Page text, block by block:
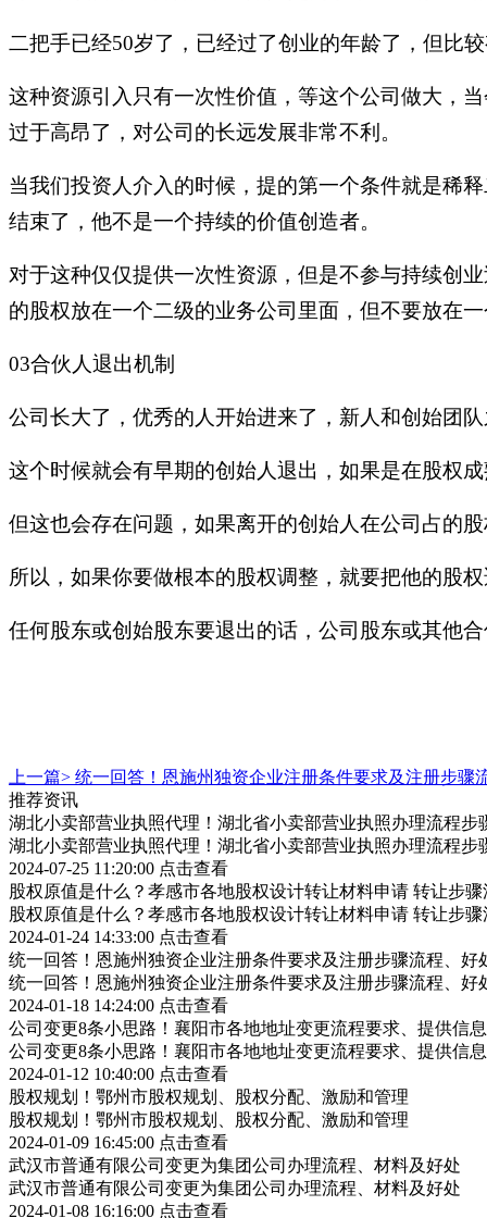
二把手已经50岁了，已经过了创业的年龄了，但比
这种资源引入只有一次性价值，等这个公司做大，
过于高昂了，对公司的长远发展非常不利。
当我们投资人介入的时候，提的第一个条件就是稀
结束了，他不是一个持续的价值创造者。
对于这种仅仅提供一次性资源，但是不参与持续创
的股权放在一个二级的业务公司里面，但不要放在
03合伙人退出机制
公司长大了，优秀的人开始进来了，新人和创始团
这个时候就会有早期的创始人退出，如果是在股权
但这也会存在问题，如果离开的创始人在公司占的
所以，如果你要做根本的股权调整，就要把他的股
任何股东或创始股东要退出的话，公司股东或其他
上一篇> 统一回答！恩施州独资企业注册条件要求及注册步骤
推荐资讯
湖北小卖部营业执照代理！湖北省小卖部营业执照办理流程步
湖北小卖部营业执照代理！湖北省小卖部营业执照办理流程步
2024-07-25 11:20:00 点击查看
股权原值是什么？孝感市各地股权设计转让材料申请 转让步
股权原值是什么？孝感市各地股权设计转让材料申请 转让步
2024-01-24 14:33:00 点击查看
统一回答！恩施州独资企业注册条件要求及注册步骤流程、好
统一回答！恩施州独资企业注册条件要求及注册步骤流程、好
2024-01-18 14:24:00 点击查看
公司变更8条小思路！襄阳市各地地址变更流程要求、提供信
公司变更8条小思路！襄阳市各地地址变更流程要求、提供信
2024-01-12 10:40:00 点击查看
股权规划！鄂州市股权规划、股权分配、激励和管理
股权规划！鄂州市股权规划、股权分配、激励和管理
2024-01-09 16:45:00 点击查看
武汉市普通有限公司变更为集团公司办理流程、材料及好处
武汉市普通有限公司变更为集团公司办理流程、材料及好处
2024-01-08 16:16:00 点击查看